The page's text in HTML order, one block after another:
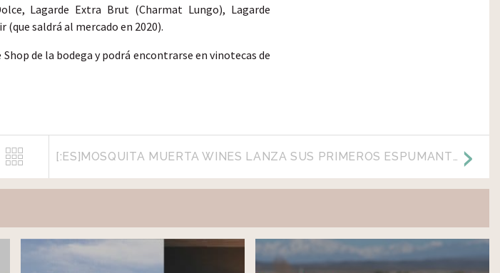
Lagarde Extra Brut (Charmat Lungo), Lagarde
(que saldrá al mercado en 2020).
de la bodega y podrá encontrarse en vinotecas de
[:ES]MOSQUITA MUERTA WINES LANZA SUS PRIMEROS ESPUMANTES AL MERCADO[:]